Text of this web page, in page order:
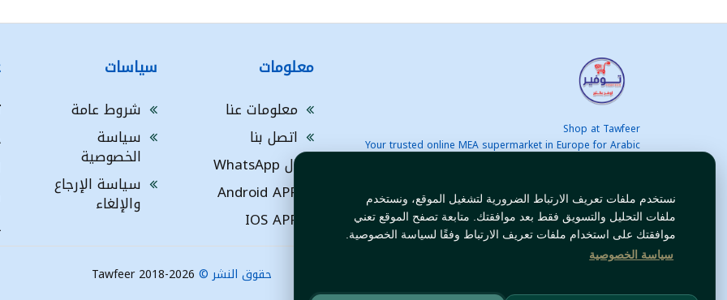
نستخدم ملفات تعريف الارتباط الضرورية لتشغيل الموقع، ونستخدم
ملفات التحليل والتسويق فقط بعد موافقتك. متابعة تصفح الموقع تعني
موافقتك على استخدام ملفات تعريف الارتباط وفقًا لسياسة الخصوصية.
سياسة الخصوصية
Shop at Tawfeer
Your trusted online MEA supermarket in Europe for Arabic
معلومات
معلومات عنا
اتصل بنا
ال WhatsApp
Android APP
IOS APP
سياسات
شروط عامة
سياسة
الخصوصية
سياسة الإرجاع
والإلغاء
حقوق النشر © Tawfeer 2018-2026